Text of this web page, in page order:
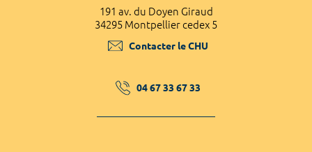
191 av. du Doyen Giraud
34295 Montpellier cedex 5
Contacter le CHU
04 67 33 67 33